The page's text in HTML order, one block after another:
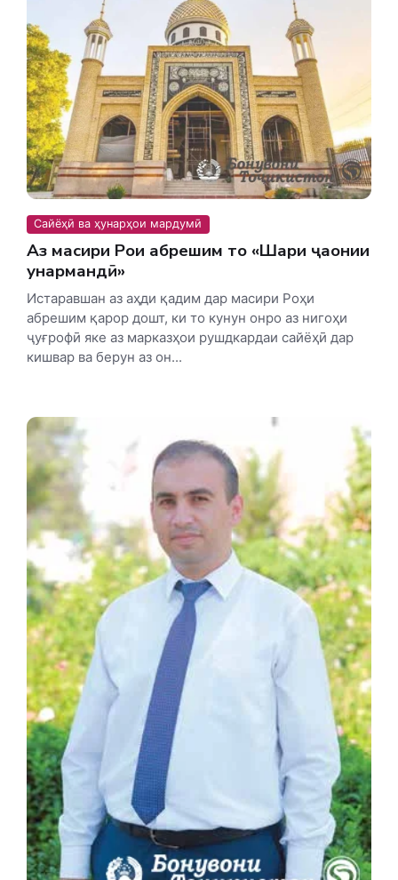
Сайёҳӣ ва ҳунарҳои мардумӣ
Аз масири Роҳи абрешим то «Шаҳри ҷаҳонии
ҳунармандӣ»
Истаравшан аз аҳди қадим дар масири Роҳи
абрешим қарор дошт, ки то кунун онро аз нигоҳи
ҷуғрофӣ яке аз марказҳои рушдкардаи сайёҳӣ дар
кишвар ва берун аз он...